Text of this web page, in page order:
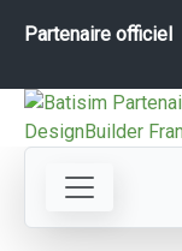
Partenaire officiel